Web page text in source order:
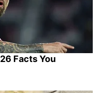
Facts You